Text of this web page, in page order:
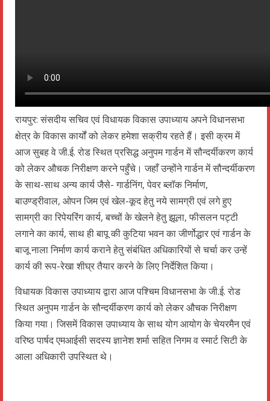
रायपुर: संसदीय सचिव एवं विधायक विकास उपाध्याय अपने विधानसभा
क्षेत्र के विकास कार्यों को लेकर हमेशा सक्रीय रहते हैं। इसी क्रम में
आज सुबह वे जी.ई. रोड स्थित प्रसिद्ध अनुपम गार्डन में सौन्दर्यीकरण कार्य
को लेकर औचक निरीक्षण करने पहुँचे। जहाँ उन्होंने गार्डन में सौन्दर्यीकरण
के साथ-साथ अन्य कार्य जैसे- गार्डनिंग, पेवर ब्लॉक निर्माण,
बाउण्ड्रीवाल, ओपन जिम एवं खेल-कूद हेतु नये सामग्री एवं लगे हुए
सामग्री का रिपेयरिंग कार्य, बच्चों के खेलने हेतु झूला, फीसलन पट्टी
लगाने का कार्य, साथ ही बापू की कुटिया भवन का जीर्णोद्धार एवं गार्डन के
बाजू नाला निर्माण कार्य कराने हेतु संबंधित अधिकारियों से चर्चा कर उन्हें
कार्य की रूप-रेखा शीघ्र तैयार करने के लिए निर्देशित किया।
विधायक विकास उपाध्याय द्वारा आज पश्चिम विधानसभा के जी.ई. रोड
स्थित अनुपम गार्डन के सौन्दर्यीकरण कार्य को लेकर औचक निरीक्षण
किया गया। जिसमें विकास उपाध्याय के साथ योग आयोग के चेयरमैन एवं
वरिष्ठ पार्षद एमआईसी सदस्य ज्ञानेश शर्मा सहित निगम व स्मार्ट सिटी के
आला अधिकारी उपस्थित थे।